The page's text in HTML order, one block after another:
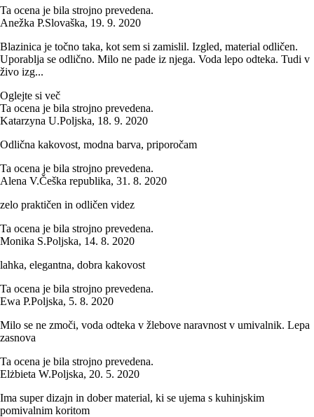
Ta ocena je bila strojno prevedena.
Anežka P.Slovaška, 19. 9. 2020
Blazinica je točno taka, kot sem si zamislil. Izgled, material odličen.
Uporablja se odlično. Milo ne pade iz njega. Voda lepo odteka. Tudi v
živo izg...
Oglejte si več
Ta ocena je bila strojno prevedena.
Katarzyna U.Poljska, 18. 9. 2020
Odlična kakovost, modna barva, priporočam
Ta ocena je bila strojno prevedena.
Alena V.Češka republika, 31. 8. 2020
zelo praktičen in odličen videz
Ta ocena je bila strojno prevedena.
Monika S.Poljska, 14. 8. 2020
lahka, elegantna, dobra kakovost
Ta ocena je bila strojno prevedena.
Ewa P.Poljska, 5. 8. 2020
Milo se ne zmoči, voda odteka v žlebove naravnost v umivalnik. Lepa
zasnova
Ta ocena je bila strojno prevedena.
Elżbieta W.Poljska, 20. 5. 2020
Ima super dizajn in dober material, ki se ujema s kuhinjskim
pomivalnim koritom